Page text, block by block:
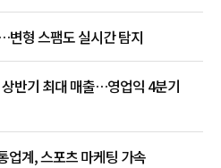
변형 스팸도 실시간 탐지
반기 최대 매출…영업익 4분기
계, 스포츠 마케팅 가속